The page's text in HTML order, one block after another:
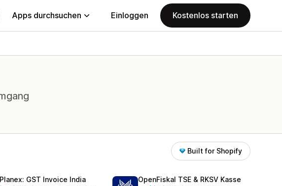
Apps durchsuchen Einloggen Kostenlos starten
Built for Shopify
GST Invoice India OpenFiskal TSE & RKSV Kasse